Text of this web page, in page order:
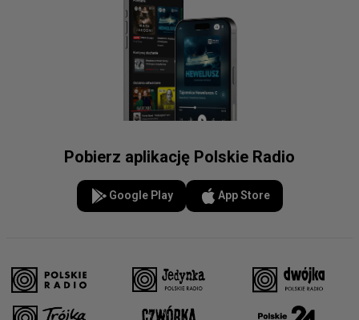
Pobierz aplikację Polskie Radio
Google Play App Store